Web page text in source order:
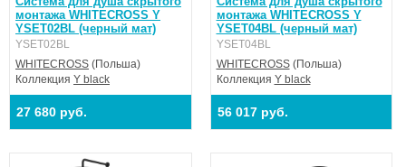
монтажа WHITECROSS Y
YSET02BL (черный мат)
YSET02BL
WHITECROSS (Польша)
Коллекция Y black
27 680 руб.
монтажа WHITECROSS Y
YSET04BL (черный мат)
YSET04BL
WHITECROSS(Польша)
Коллекция Y black
56 017 руб.